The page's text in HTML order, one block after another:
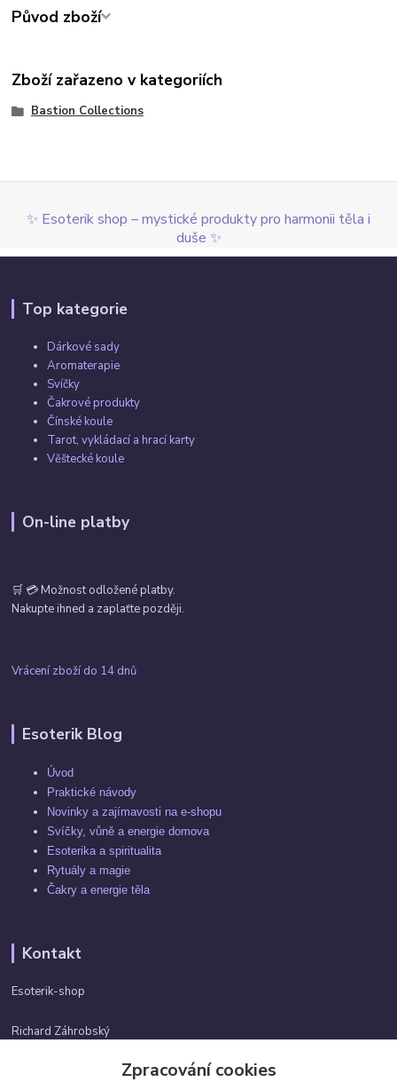
Původ zboží
Zboží zařazeno v kategoriích
Bastion Collections
✨ Esoterik shop – mystické produkty pro harmonii těla i
duše ✨
Top kategorie
Dárkové sady
Aromaterapie
Svíčky
Čakrové produkty
Čínské koule
Tarot, vykládací a hrací karty
Věštecké koule
On-line platby
🛒 💳 Možnost odložené platby.
Nakupte ihned a zaplaťte později.
Vrácení zboží do 14 dnů
Esoterik Blog
Úvod
Praktické návody
Novinky a zajímavosti na e-shopu
Svíčky, vůně a energie domova
Esoterika a spiritualita
Rytuály a magie
Čakry a energie těla
Kontakt
Esoterik-shop
Richard Záhrobský
Zpracování cookies